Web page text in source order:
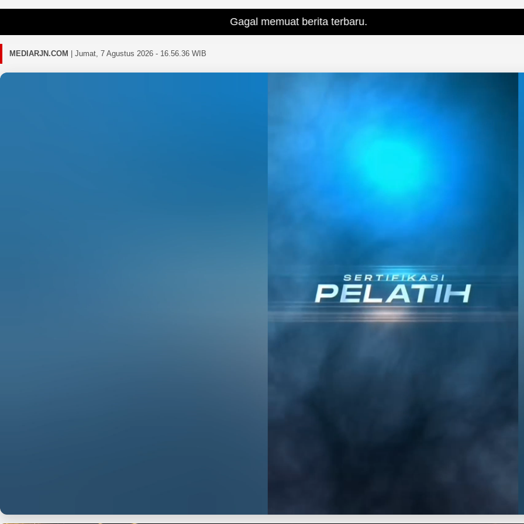
Gagal memuat berita terbaru.
MEDIARJN.COM Jumat, 7 Agustus 2026 - 16.56.39 WIB